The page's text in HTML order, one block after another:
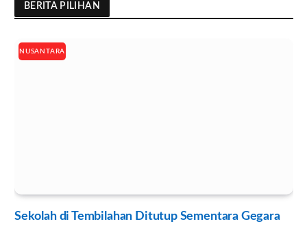
BERITA PILIHAN
NUSANTARA
Sekolah di Tembilahan Ditutup Sementara Gegara